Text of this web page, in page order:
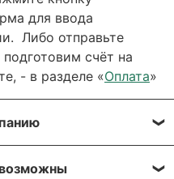
для ввода
Либо отправьте
счёт на
- в разделе «Оплата»
запрос на нашу